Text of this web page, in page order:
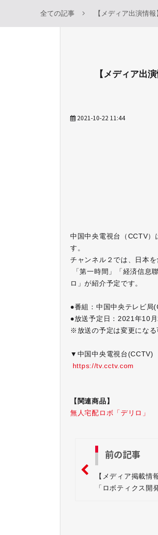
全ての記事 【メディア出演情
【メディア出
2021-10-22 11:44
中国中央電視台（CCTV
す。
チャンネル２では、日本
「第一時間」「経済信息
ロ」が紹介予定です。
●番組：中国中央テレビ局
●放送予定日：2021年10
※放送の予定は変更になる
▼中国中央電視台(CCTV)
https://tv.cctv.com
【関連商品】
無人宅配ロボ「デリロ」
前の記事
【メディア掲載
「ロボティクス開